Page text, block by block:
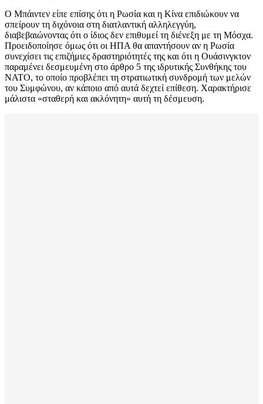
Ο Μπάιντεν είπε επίσης ότι η Ρωσία και η Κίνα επιδιώκουν να
σπείρουν τη διχόνοια στη διατλαντική αλληλεγγύη,
διαβεβαιώνοντας ότι ο ίδιος δεν επιθυμεί τη διένεξη με τη Μόσχα.
Προειδοποίησε όμως ότι οι ΗΠΑ θα απαντήσουν αν η Ρωσία
συνεχίσει τις επιζήμιες δραστηριότητές της και ότι η Ουάσινγκτον
παραμένει δεσμευμένη στο άρθρο 5 της ιδρυτικής Συνθήκης του
ΝΑΤΟ, το οποίο προβλέπει τη στρατιωτική συνδρομή των μελών
του Συμφώνου, αν κάποιο από αυτά δεχτεί επίθεση. Χαρακτήρισε
μάλιστα «σταθερή και ακλόνητη» αυτή τη δέσμευση.